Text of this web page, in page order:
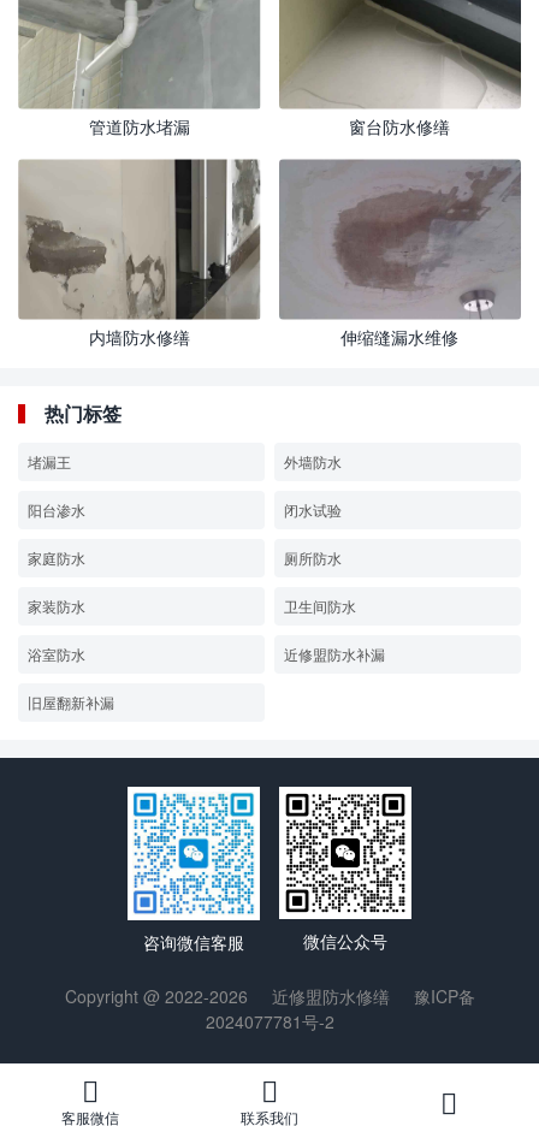
管道防水堵漏 窗台防水修缮
内墙防水修缮 伸缩缝漏水维修
热门标签
堵漏王 外墙防水
阳台渗水 闭水试验
家庭防水 厕所防水
家装防水 卫生间防水
浴室防水 近修盟防水补漏
旧屋翻新补漏
客服微信 联系我们
咨询微信客服 微信公众号
Copyright @ 2022-2026 近修盟防水修缮
豫ICP备
2024077781号-2